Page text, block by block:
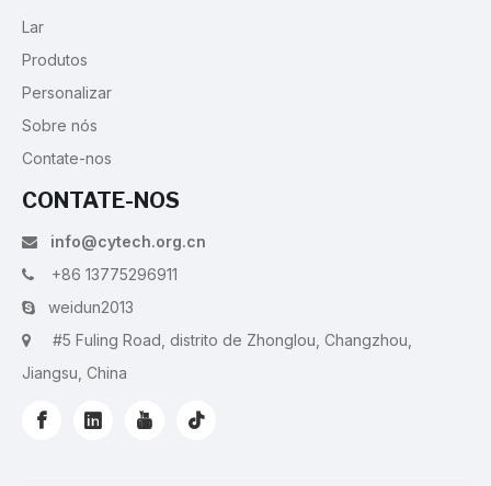
Lar
Produtos
Personalizar
Sobre nós
Contate-nos
CONTATE-NOS
 info@cytech.org.cn
 +86 13775296911
 weidun2013
 #5 Fuling Road, distrito de Zhonglou, Changzhou,
Jiangsu, China